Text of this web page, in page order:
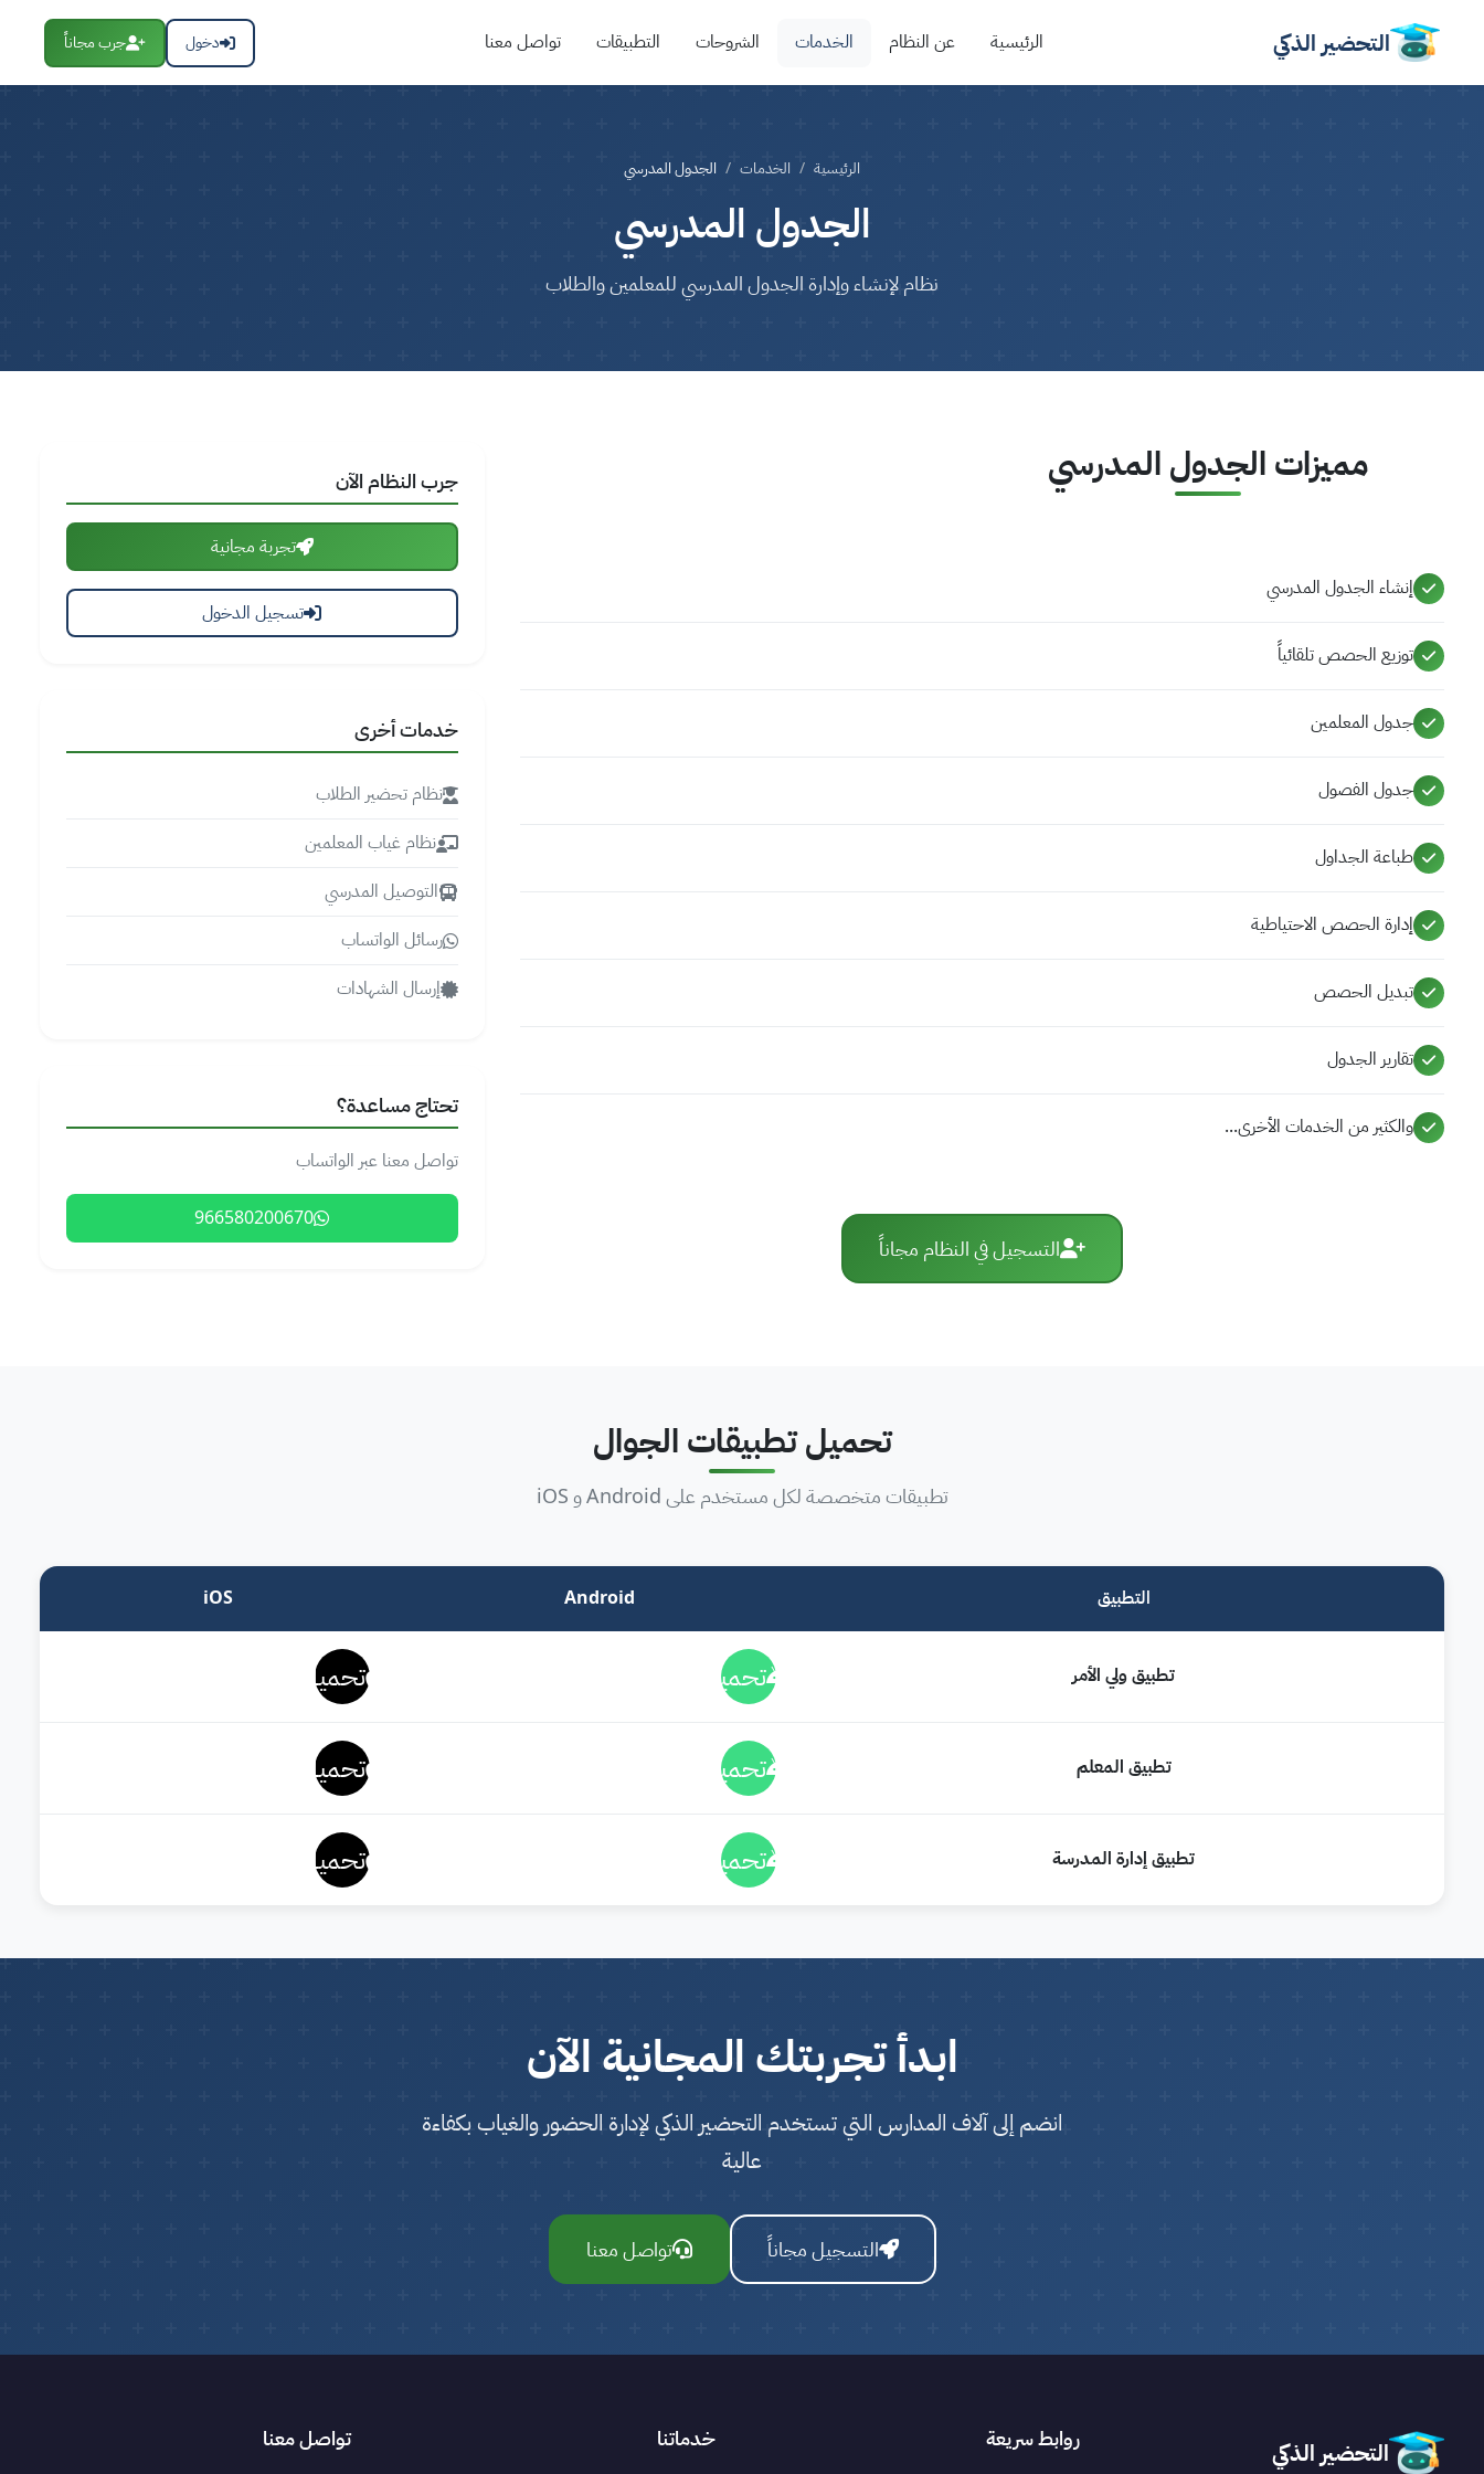
التحضير الذكي الرئيسية عن النظام الخدمات الشروحات التطبيقات تواصل معنا دخول جرب مجاناً
الرئيسية الخدمات الجدول المدرسي
الجدول المدرسي
نظام لإنشاء وإدارة الجدول المدرسي للمعلمين والطلاب
مميزات الجدول المدرسي
إنشاء الجدول المدرسي
توزيع الحصص تلقائياً
جدول المعلمين
جدول الفصول
طباعة الجداول
إدارة الحصص الاحتياطية
تبديل الحصص
تقارير الجدول
والكثير من الخدمات الأخرى...
التسجيل في النظام مجاناً
جرب النظام الآن
تجربة مجانية
تسجيل الدخول
خدمات أخرى
نظام تحضير الطلاب
نظام غياب المعلمين
التوصيل المدرسي
رسائل الواتساب
إرسال الشهادات
تحتاج مساعدة؟
تواصل معنا عبر الواتساب
966580200670
تحميل تطبيقات الجوال
تطبيقات متخصصة لكل مستخدم على Android و iOS
التطبيق Android
iOS
تطبيق ولي الأمر تحميل تحميل
تطبيق المعلم تحميل تحميل
تطبيق إدارة المدرسة تحميل تحميل
ابدأ تجربتك المجانية الآن
انضم إلى آلاف المدارس التي تستخدم التحضير الذكي لإدارة الحضور والغياب بكفاءة
عالية
التسجيل مجاناً تواصل معنا
التحضير الذكي روابط سريعة خدماتنا تواصل معنا